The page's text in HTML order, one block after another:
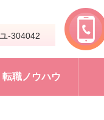
-304042
転職ノウハウ